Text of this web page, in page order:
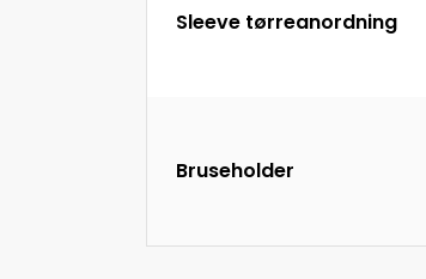
Sleeve tørreanordning
Bruseholder